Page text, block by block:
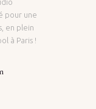
pour une
en plein
à Paris !